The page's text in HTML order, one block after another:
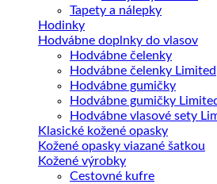
Tapety a nálepky
Hodinky
Hodvábne doplnky do vlasov
Hodvábne čelenky
Hodvábne čelenky Limited
Hodvábne gumičky
Hodvábne gumičky
Hodvábne vlasové sety
Klasické kožené opasky
Kožené opasky viazané šatkou
Kožené výrobky
Cestovné kufre